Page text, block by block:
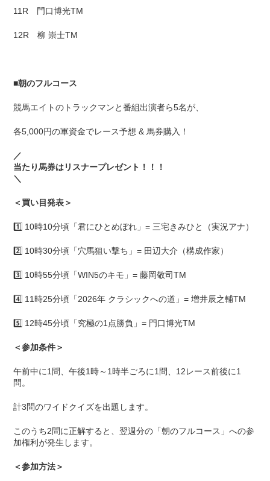
11R 門口博光TM
12R 柳 崇士TM
■朝のフルコース
競馬エイトのトラックマンと番組出演者ら5名が、
各5,000円の軍資金でレース予想 & 馬券購入！
／
当たり馬券はリスナープレゼント！！！
＼
＜買い目発表＞
1️⃣ 10時10分頃「君にひとめぼれ」= 三宅きみひと（実況アナ）
2️⃣ 10時30分頃「穴馬狙い撃ち」= 田辺大介（構成作家）
3️⃣ 10時55分頃「WIN5のキモ」= 藤岡敬司TM
4️⃣ 11時25分頃「2026年 クラシックへの道」= 増井辰之輔TM
5️⃣ 12時45分頃「究極の1点勝負」= 門口博光TM
＜参加条件＞
午前中に1問、午後1時～1時半ごろに1問、12レース前後に1
問。
計3問のワイドクイズを出題します。
このうち2問に正解すると、翌週分の「朝のフルコース」への参
加権利が発生します。
＜参加方法＞